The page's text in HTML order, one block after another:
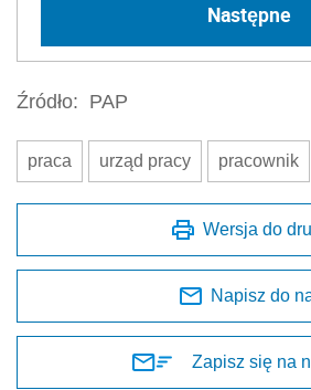
Następne
Źródło: PAP
praca urząd pracy pracownik
Wersja do
Napisz do
Zapisz się na